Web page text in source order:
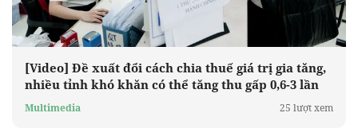
[Video] Đề xuất đổi cách chia thuế giá trị gia tăng,
nhiều tỉnh khó khăn có thể tăng thu gấp 0,6-3 lần
Multimedia 25 lượt xem